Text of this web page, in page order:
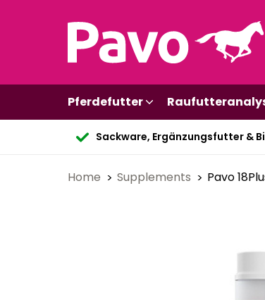
Pferdefutter
Sackware, Ergänzungsfutter &
Home Supplements Pavo